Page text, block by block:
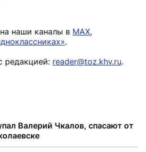
наши каналы в MAX,
.
редакцией: reader@toz.khv.ru.
Валерий Чкалов, спасают от